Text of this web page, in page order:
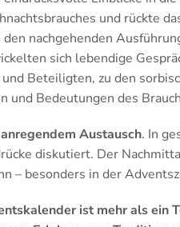
und rückte
den nachgehenden
sich lebendige
Beteiligten, zu den
und Bedeutungen des
anregendem Austausch. In
diskutiert. Der
– besonders in der
ist mehr als ein